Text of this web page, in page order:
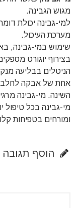
מגוש הגבינה.
למי-גבינה יכולת
מערכת העיכול.
שימוש במי-גבינה,
בצירוף יוגורט
הניטלים בבליעה
אחת של אבקה לחלב
השינה. מי-גבינה
מי-גבינה בכל טיפול
ומורחים בטפיחות
הוסף תגובה